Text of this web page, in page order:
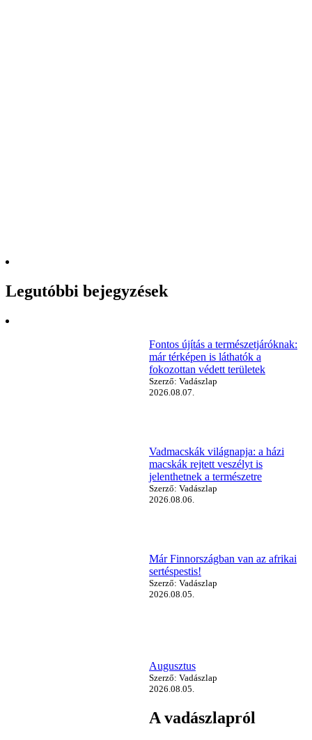
Legutóbbi bejegyzések
Fontos újítás a természetjáróknak:
már térképen is láthatók a
fokozottan védett területek
Szerző: Vadászlap
2026.08.07.
Vadmacskák világnapja: a házi
macskák rejtett veszélyt is
jelenthetnek a természetre
Szerző: Vadászlap
2026.08.06.
Már Finnországban van az afrikai
sertéspestis!
Szerző: Vadászlap
2026.08.05.
Augusztus
Szerző: Vadászlap
2026.08.05.
A vadászlapról